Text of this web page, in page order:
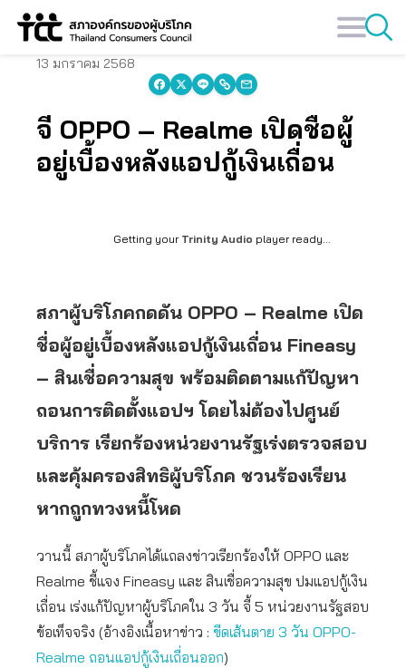
Skip
13 มกราคม 2568
จี้ OPPO – Realme เปิดชื่อผู้
อยู่เบื้องหลังแอปกู้เงินเถื่อน
Getting your Trinity Audio player ready...
สภาผู้บริโภคกดดัน OPPO – Realme เปิด
ชื่อผู้อยู่เบื้องหลังแอปกู้เงินเถื่อน Fineasy
– สินเชื่อความสุข พร้อมติดตามแก้ปัญหา
ถอนการติดตั้งแอปฯ โดยไม่ต้องไปศูนย์
บริการ เรียกร้องหน่วยงานรัฐเร่งตรวจสอบ
และคุ้มครองสิทธิผู้บริโภค ชวนร้องเรียน
หากถูกทวงหนี้โหด
วานนี้ สภาผู้บริโภคได้แถลงข่าวเรียกร้องให้ OPPO และ
Realme ชี้แจง Fineasy และ สินเชื่อความสุข ปมแอปกู้เงิน
เถื่อน เร่งแก้ปัญหาผู้บริโภคใน 3 วัน จี้ 5 หน่วยงานรัฐสอบ
ข้อเท็จจริง (อ้างอิงเนื้อหาข่าว : ขีดเส้นตาย 3 วัน OPPO-
Realme ถอนแอปกู้เงินเถื่อนออก)